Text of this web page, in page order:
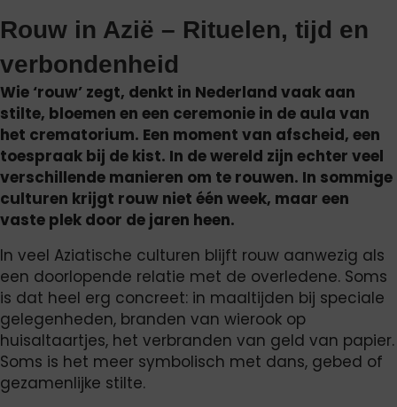
Rouw in Azië – Rituelen, tijd en
verbondenheid
Wie ‘rouw’ zegt, denkt in Nederland vaak aan
stilte, bloemen en een ceremonie in de aula van
het crematorium. Een moment van afscheid, een
toespraak bij de kist. In de wereld zijn echter veel
verschillende manieren om te rouwen. In sommige
culturen krijgt rouw niet één week, maar een
vaste plek door de jaren heen.
In veel Aziatische culturen blijft rouw aanwezig als
een doorlopende relatie met de overledene. Soms
is dat heel erg concreet: in maaltijden bij speciale
gelegenheden, branden van wierook op
huisaltaartjes, het verbranden van geld van papier.
Soms is het meer symbolisch met dans, gebed of
gezamenlijke stilte.